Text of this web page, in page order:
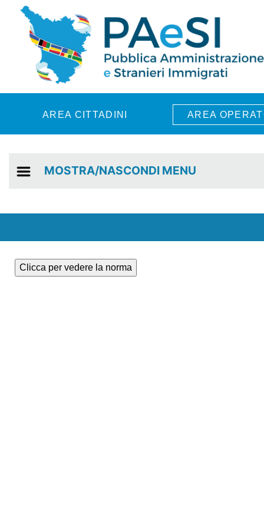
Skip to main content
AREA CITTADINI AREA
MOSTRA/NASCONDI MENU
Clicca per vedere la norma